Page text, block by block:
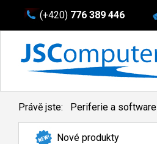
(+420) 776 389 446
Právě jste: Periferie a software
Nové produkty